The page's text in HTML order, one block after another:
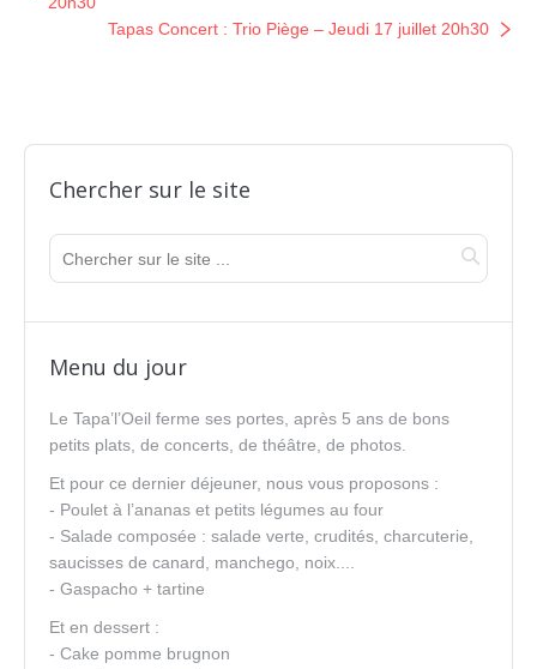
Tapas Concert : Trio Piège – Jeudi 17 juillet 20h30
Chercher sur le site
Menu du jour
Le Tapa’l’Oeil ferme ses portes, après 5 ans de bons
petits plats, de concerts, de théâtre, de photos.
Et pour ce dernier déjeuner, nous vous proposons :
- Poulet à l’ananas et petits légumes au four
- Salade composée : salade verte, crudités, charcuterie,
saucisses de canard, manchego, noix....
- Gaspacho + tartine
Et en dessert :
- Cake pomme brugnon